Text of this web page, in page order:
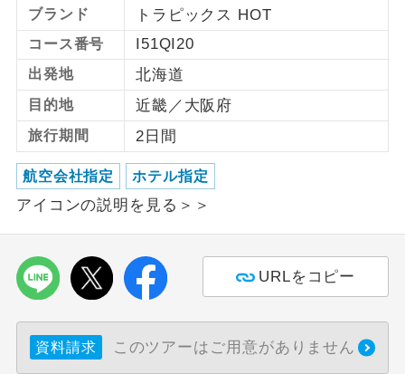
ブランド トラピックス HOT
コース番号 I51QI20
出発地 北海道
目的地 近畿／大阪府
旅行期間 2日間
航空会社指定 ホテル指定
アイコンの説明を見る＞＞
URLをコピー
資料請求 このツアーはご用意がありません
ご夫婦限定
す。
女性限定
女性限定でご参加いただけるコースで
す。
年齢制限あり
ご参加にあたり年齢に制限があるコース
です。
航空会社指定
利用航空会社が指定なので、ご出発の計
画にとても便利です。
ホテル指定
おひとり様バ
ス2席利用
おひとり様でバス席を2席利⽤できま